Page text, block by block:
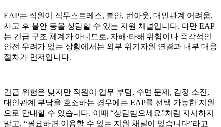
EAP는 직원이 직무스트레스, 불안, 번아웃, 대인관계 어려움,
사고 후 불안 등을 상담할 수 있는 지원 채널입니다. 다만 EAP
는 긴급 구조 체계가 아니므로, 자해·타해 위험이나 즉각적인
안전 우려가 있는 상황에서는 외부 위기자원 연결과 내부 대응
절차가 먼저입니다.
긴급 위험은 낮지만 직원이 업무 부담, 수면 문제, 감정 소진,
대인관계 부담을 호소하는 경우에는 EAP를 선택 가능한 지원
으로 안내할 수 있습니다. 이때 “상담받으세요”처럼 지시하지
말고, “필요하면 이용할 수 있는 지원 채널이 있습니다”라고